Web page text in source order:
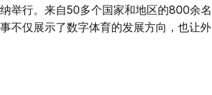
举行。来自50多个国家和地区的800余名
不仅展示了数字体育的发展方向，也让外